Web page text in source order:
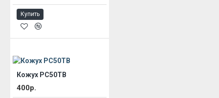
Купить
Кожух РС50ТВ
400р.